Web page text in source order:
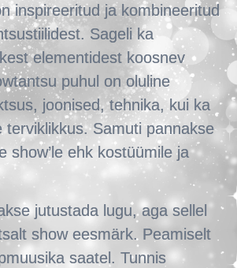
inspireeritud ja kombineeritud
Sageli ka
elementidest koosnev
puhul on oluline
joonised, tehnika, kui ka
terviklikkus. Samuti pannakse
show’le ehk kostüümile ja
jutustada lugu, aga sellel
show eesmärk. Peamiselt
saatel. Tunnis